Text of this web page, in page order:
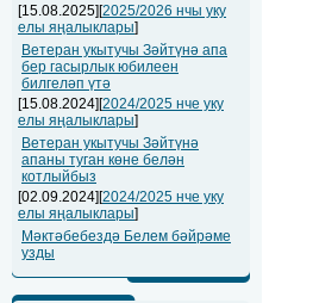
[15.08.2025][2025/2026 нчы уку
елы яңалыклары]
Ветеран укытучы Зәйтүнә апа
бер гасырлык юбилеен
билгеләп үтә
[15.08.2024][2024/2025 нче уку
елы яңалыклары]
Ветеран укытучы Зәйтүнә
апаны туган көне белән
котлыйбыз
[02.09.2024][2024/2025 нче уку
елы яңалыклары]
Мәктәбебездә Белем бәйрәме
узды